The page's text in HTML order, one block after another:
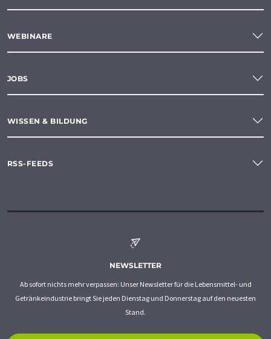
WEBINARE
JOBS
WISSEN & BILDUNG
RSS-FEEDS
NEWSLETTER
Ab sofort nichts mehr verpassen: Unser Newsletter für die Lebensmittel- und
Getränkeindustrie bringt Sie jeden Dienstag und Donnerstag auf den neuesten
Stand.